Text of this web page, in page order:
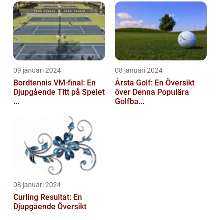
09 januari 2024
Bordtennis VM-final: En
Djupgående Titt på Spelet
...
08 januari 2024
Årsta Golf: En Översikt
över Denna Populära
Golfba...
08 januari 2024
Curling Resultat: En
Djupgående Översikt